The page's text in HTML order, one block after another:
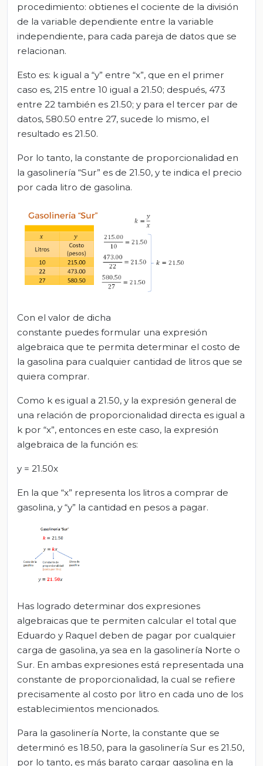
procedimiento: obtienes el cociente de la división
de la variable dependiente entre la variable
independiente, para cada pareja de datos que se
relacionan.
Esto es: k igual a “y” entre “x”, que en el primer
caso es, 215 entre 10 igual a 21.50; después, 473
entre 22 también es 21.50; y para el tercer par de
datos, 580.50 entre 27, sucede lo mismo, el
resultado es 21.50.
Por lo tanto, la constante de proporcionalidad en
la gasolinería “Sur” es de 21.50, y te indica el precio
por cada litro de gasolina.
Con el valor de dicha
constante puedes formular una expresión
algebraica que te permita determinar el costo de
la gasolina para cualquier cantidad de litros que se
quiera comprar.
Como k es igual a 21.50, y la expresión general de
una relación de proporcionalidad directa es igual a
k por “x”, entonces en este caso, la expresión
algebraica de la función es:
y = 21.50x
En la que “x” representa los litros a comprar de
gasolina, y “y” la cantidad en pesos a pagar.
Has logrado determinar dos expresiones
algebraicas que te permiten calcular el total que
Eduardo y Raquel deben de pagar por cualquier
carga de gasolina, ya sea en la gasolinería Norte o
Sur. En ambas expresiones está representada una
constante de proporcionalidad, la cual se refiere
precisamente al costo por litro en cada uno de los
establecimientos mencionados.
Para la gasolinería Norte, la constante que se
determinó es 18.50, para la gasolinería Sur es 21.50,
por lo tanto, es más barato cargar gasolina en la